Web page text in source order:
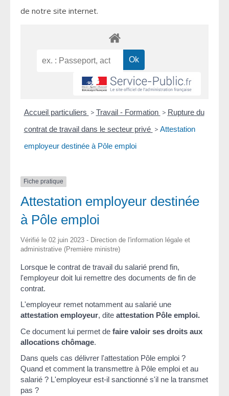
de notre site internet.
Accueil particuliers > Travail - Formation > Rupture du
contrat de travail dans le secteur privé > Attestation
employeur destinée à Pôle emploi
Fiche pratique
Attestation employeur destinée
à Pôle emploi
Vérifié le 02 juin 2023 - Direction de l'information légale et
administrative (Première ministre)
Lorsque le contrat de travail du salarié prend fin,
l'employeur doit lui remettre des documents de fin de
contrat.
L'employeur remet notamment au salarié une
attestation employeur, dite attestation Pôle emploi.
Ce document lui permet de faire valoir ses droits aux
allocations chômage.
Dans quels cas délivrer l'attestation Pôle emploi ?
Quand et comment la transmettre à Pôle emploi et au
salarié ? L'employeur est-il sanctionné s'il ne la transmet
pas ?